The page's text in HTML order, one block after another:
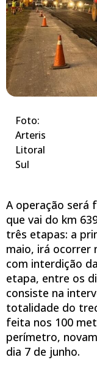
Foto:
Arteris
Litoral
Sul
A operação será
que vai do km
três etapas: a
maio, irá ocorrer
com interdição
etapa, entre os
consiste na
totalidade do
feita nos 100
perímetro,
dia 7 de junho.